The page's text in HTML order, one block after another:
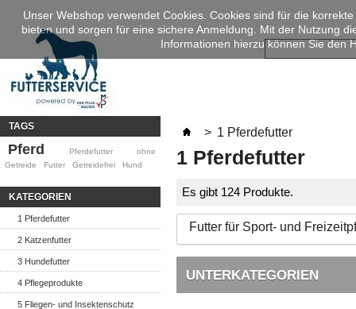
TAGS
Pferd Pferdefutter
ohne
Getreide
Futter Getreidefrei Hund
KATEGORIEN
1 Pferdefutter
2 Katzenfutter
3 Hundefutter
4 Pflegeprodukte
5 Fliegen- und Insektenschutz
> 1 Pferdefutter
1 Pferdefutter
Es gibt 124 Produkte.
Futter für Sport- und
UNTERKATEGORIEN
Unser Webshop verwendet Cookies. Cookies sind für die
bieten und sorgen für eine sichere Anmeldung. Mit der Nutzung
Informationen hierzu können Sie den